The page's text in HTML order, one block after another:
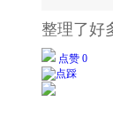
整理了好
点赞 0